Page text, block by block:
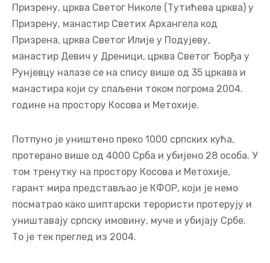
Призрену, црква Светог Николе (Тутићева црква) у
Призрену, манастир Светих Архангела код
Призрена, црква Светог Илије у Подујеву,
манастир Девич у Дреници, црква Светог Ђорђа у
Рунјевцу налазе се на спису више од 35 цркава и
манастира који су спаљени током погрома 2004.
године на простору Косова и Метохије.
Потпуно је уништено преко 1000 српских кућа,
протерано више од 4000 Срба и убијено 28 особа. У
том тренутку на простору Косова и Метохије,
гарант мира представљао је КФОР, који је немо
посматрао како шиптарски терористи протерују и
уништавају српску имовину, муче и убијају Србе.
То је тек преглед из 2004.